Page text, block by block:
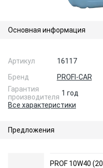
Основная информация
Артикул
16117
Бренд
PROFI-CAR
Гарантия
производителя 1 год
Все характеристики
Предложения
PROF 10W40